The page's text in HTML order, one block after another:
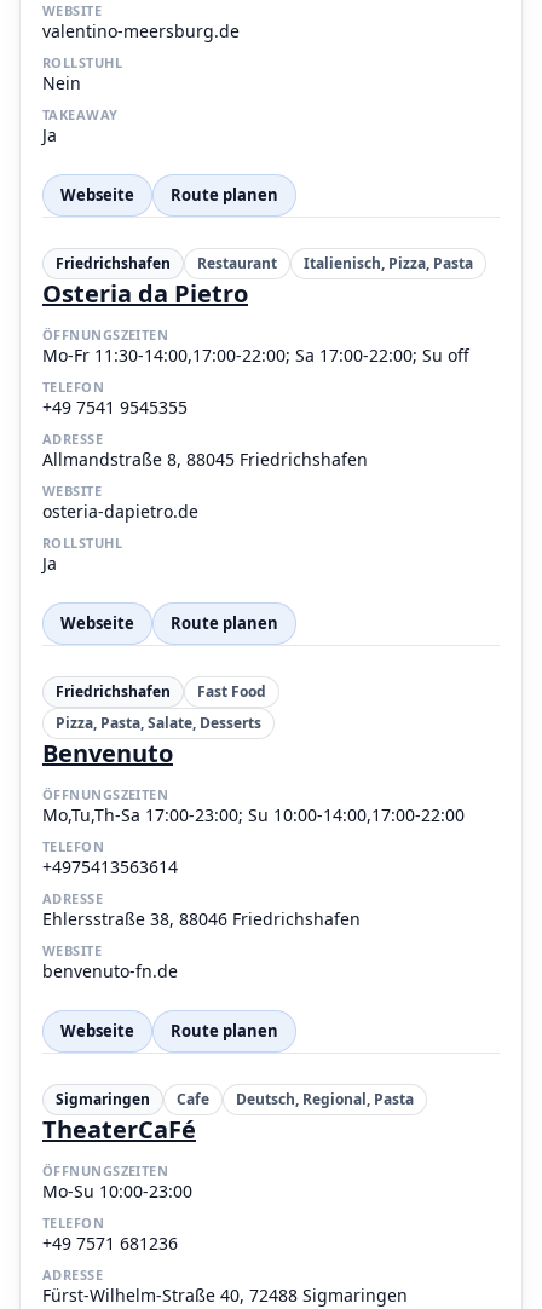
WEBSITE
valentino-meersburg.de
ROLLSTUHL
Nein
TAKEAWAY
Ja
Webseite Route planen
Friedrichshafen Restaurant Italienisch, Pizza, Pasta
Osteria da Pietro
ÖFFNUNGSZEITEN
Mo-Fr 11:30-14:00,17:00-22:00; Sa 17:00-22:00; Su off
TELEFON
+49 7541 9545355
ADRESSE
Allmandstraße 8, 88045 Friedrichshafen
WEBSITE
osteria-dapietro.de
ROLLSTUHL
Ja
Webseite Route planen
Friedrichshafen
Fast Food
Pizza, Pasta, Salate, Desserts
Benvenuto
ÖFFNUNGSZEITEN
Mo,Tu,Th-Sa 17:00-23:00; Su 10:00-14:00,17:00-22:00
TELEFON
+4975413563614
ADRESSE
Ehlersstraße 38, 88046 Friedrichshafen
WEBSITE
benvenuto-fn.de
Webseite Route planen
Sigmaringen Cafe Deutsch, Regional, Pasta
TheaterCaFé
ÖFFNUNGSZEITEN
Mo-Su 10:00-23:00
TELEFON
+49 7571 681236
ADRESSE
Fürst-Wilhelm-Straße 40, 72488 Sigmaringen